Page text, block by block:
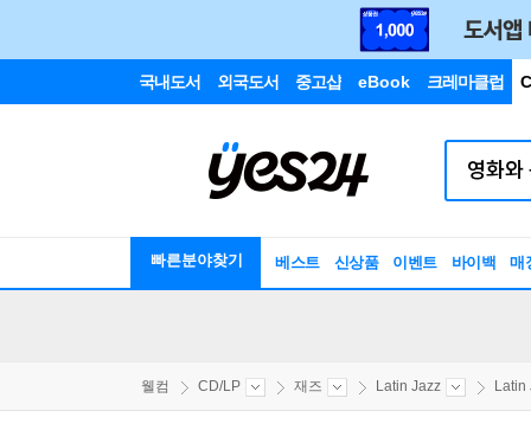
국내도서 외국도서 중고샵 eBook 크레마클럽
빠른분야찾기 베스트 신상품 이벤트 바이백 매
웰컴 CD/LP 재즈 Latin Jazz Latin